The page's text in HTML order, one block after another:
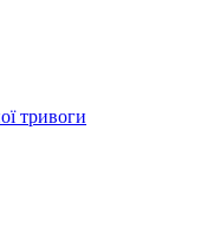
тривоги